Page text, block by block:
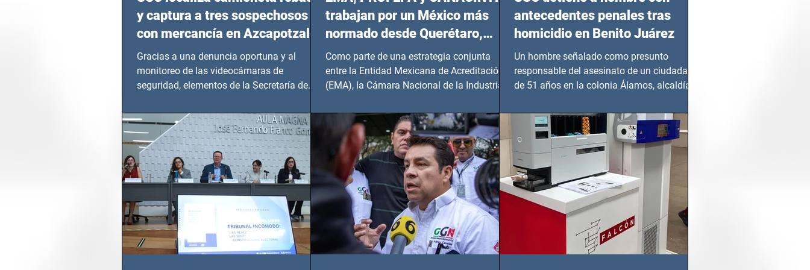
y captura a tres sospechosos
con mercancía en Azcapotzalco
Gracias a una denuncia oportuna y al
monitoreo de las videocámaras de
seguridad, elementos de la Secretaría de
trabajan por un México más
normado desde Querétaro,
Hidalgo y BCS
Como parte de una estrategia conjunta
entre la Entidad Mexicana de Acreditación
(EMA), la Cámara Nacional de la Industria
antecedentes penales tras
homicidio en Benito Juárez
Un hombre señalado como presunto
responsable del asesinato de un ciudadano
de 51 años en la colonia Álamos, alcaldía